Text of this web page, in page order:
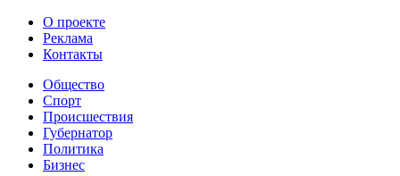
О проекте
Реклама
Контакты
Общество
Спорт
Происшествия
Губернатор
Политика
Бизнес